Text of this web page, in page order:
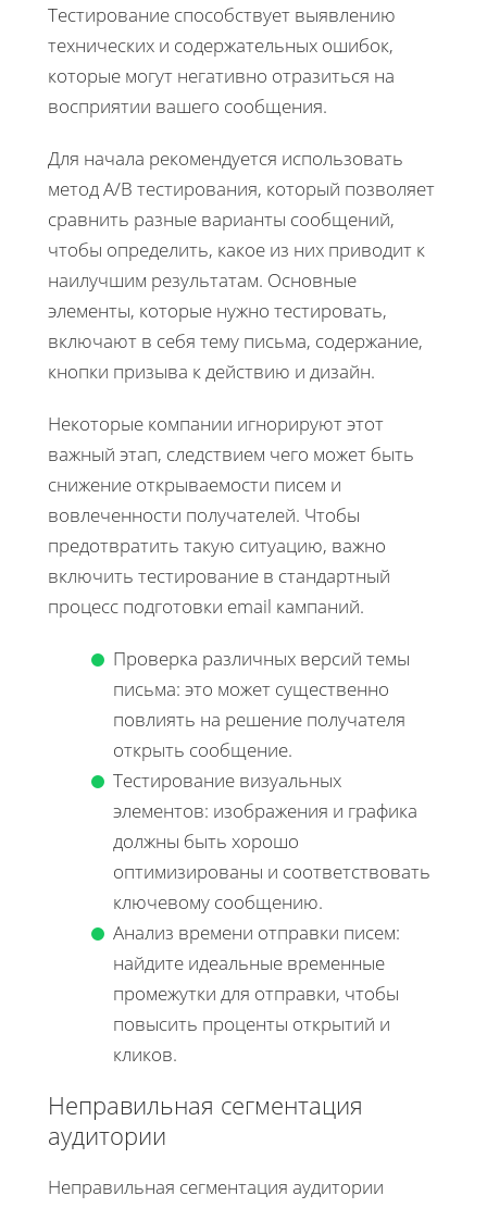
Тестирование способствует выявлению
технических и содержательных ошибок,
которые могут негативно отразиться на
восприятии вашего сообщения.
Для начала рекомендуется использовать
метод A/B тестирования, который позволяет
сравнить разные варианты сообщений,
чтобы определить, какое из них приводит к
наилучшим результатам. Основные
элементы, которые нужно тестировать,
включают в себя тему письма, содержание,
кнопки призыва к действию и дизайн.
Некоторые компании игнорируют этот
важный этап, следствием чего может быть
снижение открываемости писем и
вовлеченности получателей. Чтобы
предотвратить такую ситуацию, важно
включить тестирование в стандартный
процесс подготовки email кампаний.
Проверка различных версий темы
письма: это может существенно
повлиять на решение получателя
открыть сообщение.
Тестирование визуальных
элементов: изображения и графика
должны быть хорошо
оптимизированы и соответствовать
ключевому сообщению.
Анализ времени отправки писем:
найдите идеальные временные
промежутки для отправки, чтобы
повысить проценты открытий и
кликов.
Неправильная сегментация
аудитории
Неправильная сегментация аудитории